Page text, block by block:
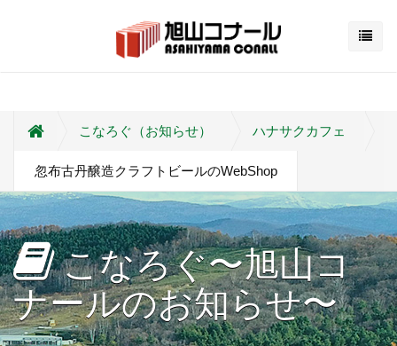
こなろぐ（お知らせ） ハナサクカフェ
忽布古丹醸造クラフトビールのWebShop
こなろぐ〜旭山コ
ナールのお知らせ〜